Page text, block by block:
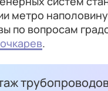
метро
по вопросам
.